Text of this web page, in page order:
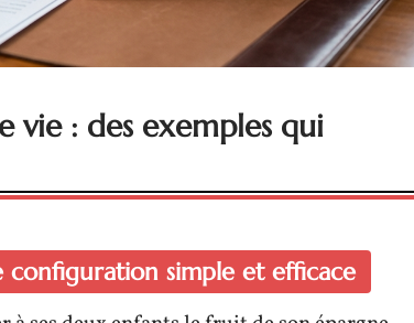
vie : des exemples qui
configuration simple et efficace